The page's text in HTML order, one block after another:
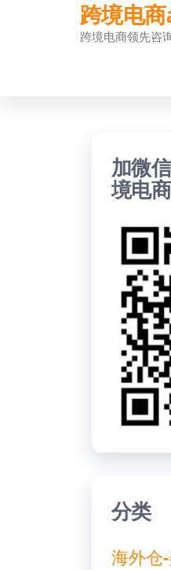
跨境电商
跨境电商领先咨
加微
境电
分类
海外仓